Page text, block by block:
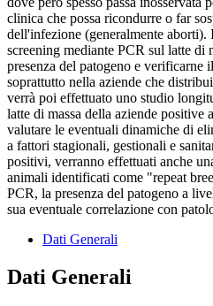
clinica che possa ricondurre o far
dell'infezione (generalmente aborti).
screening mediante PCR sul latte di
presenza del patogeno e verificarne
soprattutto nella aziende che
verrà poi effettuato uno studio
latte di massa della aziende
valutare le eventuali dinamiche di
a fattori stagionali, gestionali e
positivi, verranno effettuati anche
animali identificati come "repeat
PCR, la presenza del patogeno a
sua eventuale correlazione con
Dati Generali
Dati Generali